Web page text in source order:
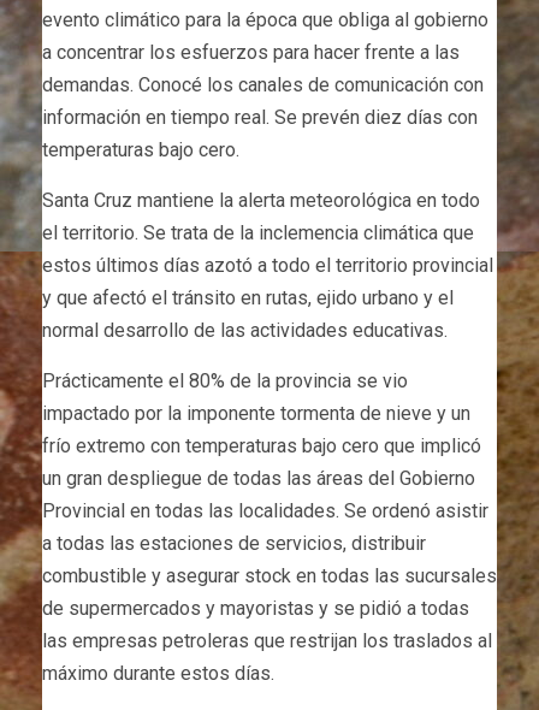
evento climático para la época que obliga al gobierno
a concentrar los esfuerzos para hacer frente a las
demandas. Conocé los canales de comunicación con
información en tiempo real. Se prevén diez días con
temperaturas bajo cero.
Santa Cruz mantiene la alerta meteorológica en todo
el territorio. Se trata de la inclemencia climática que
estos últimos días azotó a todo el territorio provincial
y que afectó el tránsito en rutas, ejido urbano y el
normal desarrollo de las actividades educativas.
Prácticamente el 80% de la provincia se vio
impactado por la imponente tormenta de nieve y un
frío extremo con temperaturas bajo cero que implicó
un gran despliegue de todas las áreas del Gobierno
Provincial en todas las localidades. Se ordenó asistir
a todas las estaciones de servicios, distribuir
combustible y asegurar stock en todas las sucursales
de supermercados y mayoristas y se pidió a todas
las empresas petroleras que restrijan los traslados al
máximo durante estos días.